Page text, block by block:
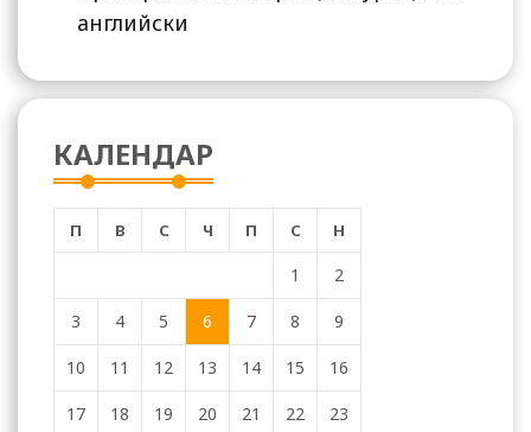
английски
КАЛЕНДАР
П В С Ч П С Н
1 2
3 4 5 6 7 8 9
10 11 12 13 14 15 16
17 18 19 20 21 22 23